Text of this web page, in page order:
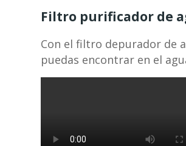
Filtro purificador de
Con el filtro depurador de
puedas encontrar en el